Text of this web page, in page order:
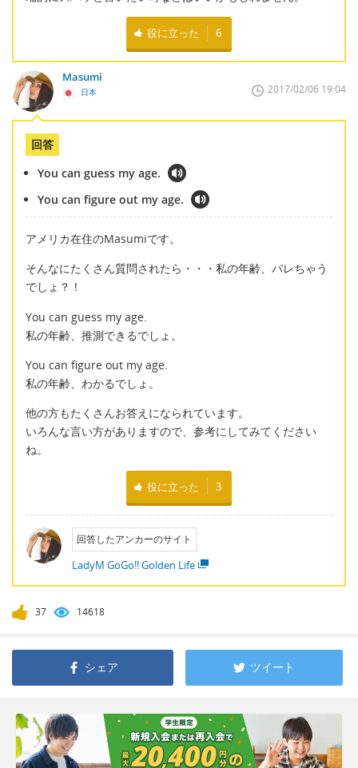
役に立った 6
Masumi
日本 2017/02/06 19:04
回答
You can guess my age.
You can figure out my age.
アメリカ在住のMasumiです。
そんなにたくさん質問されたら・・・私の年齢、バレちゃう
でしょ？！
You can guess my age.
私の年齢、推測できるでしょ。
You can figure out my age.
私の年齢、わかるでしょ。
他の方もたくさんお答えになられています。
いろんな言い方がありますので、参考にしてみてください
ね。
役に立った 3
回答したアンカーのサイト
LadyM GoGo!! Golden Life
37 14618
シェア ツイート